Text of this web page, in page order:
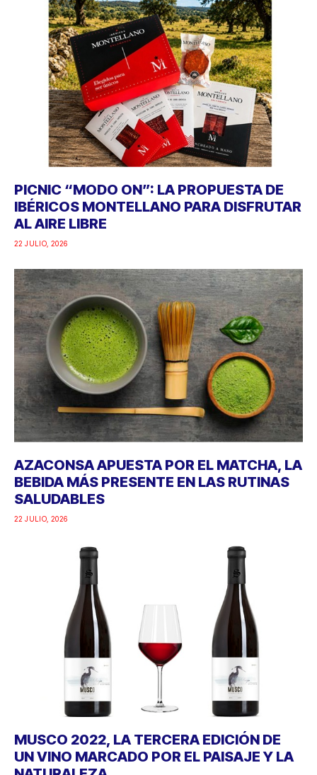
PICNIC “MODO ON”: LA PROPUESTA DE
IBÉRICOS MONTELLANO PARA DISFRUTAR
AL AIRE LIBRE
22 JULIO, 2026
AZACONSA APUESTA POR EL MATCHA, LA
BEBIDA MÁS PRESENTE EN LAS RUTINAS
SALUDABLES
22 JULIO, 2026
MUSCO 2022, LA TERCERA EDICIÓN DE
UN VINO MARCADO POR EL PAISAJE Y LA